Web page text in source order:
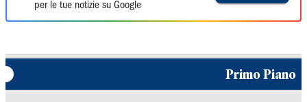
per le tue notizie su Google
Primo Piano